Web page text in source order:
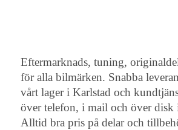
Eftermarknads, tuning,
för alla bilmärken. Snabba
vårt lager i Karlstad och
över telefon, i mail och över
Alltid bra pris på delar och